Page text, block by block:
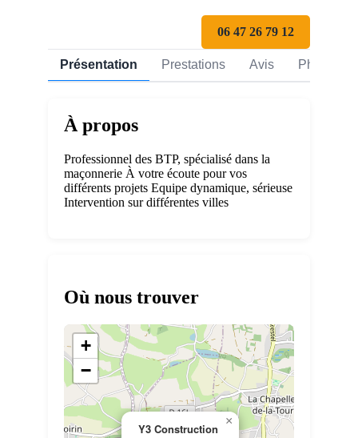
06 47 26 79 12
Présentation Prestations Avis Photos
À propos
Professionnel des BTP, spécialisé dans la
maçonnerie À votre écoute pour vos
différents projets Equipe dynamique, sérieuse
Intervention sur différentes villes
Où nous trouver
Y3 Construction
×
+
−